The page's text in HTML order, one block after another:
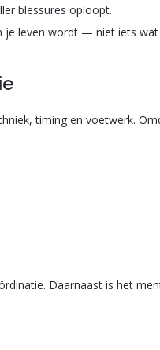
blessures oploopt.
je leven wordt — niet iets
timing en voetwerk.
Daarnaast is het